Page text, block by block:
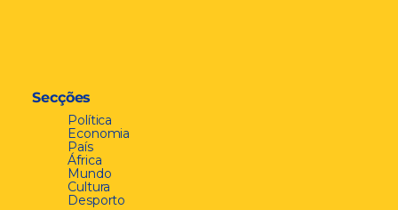
Secções
Política
Economia
País
África
Mundo
Cultura
Desporto